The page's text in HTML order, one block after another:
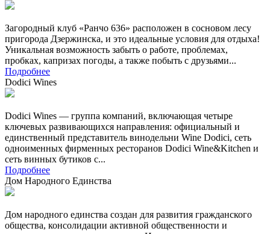
Загородный клуб «Ранчо 636» расположен в сосновом лесу
пригорода Дзержинска, и это идеальные условия для отдыха!
Уникальная возможность забыть о работе, проблемах,
пробках, капризах погоды, а также побыть с друзьями...
Подробнее
Dodici Wines
Dodici Wines — группа компаний, включающая четыре
ключевых развивающихся направления: официальный и
единственный представитель винодельни Wine Dodici, сеть
одноименных фирменных ресторанов Dodici Wine&Kitchen и
сеть винных бутиков с...
Подробнее
Дом Народного Единства
Дом народного единства создан для развития гражданского
общества, консолидации активной общественности и